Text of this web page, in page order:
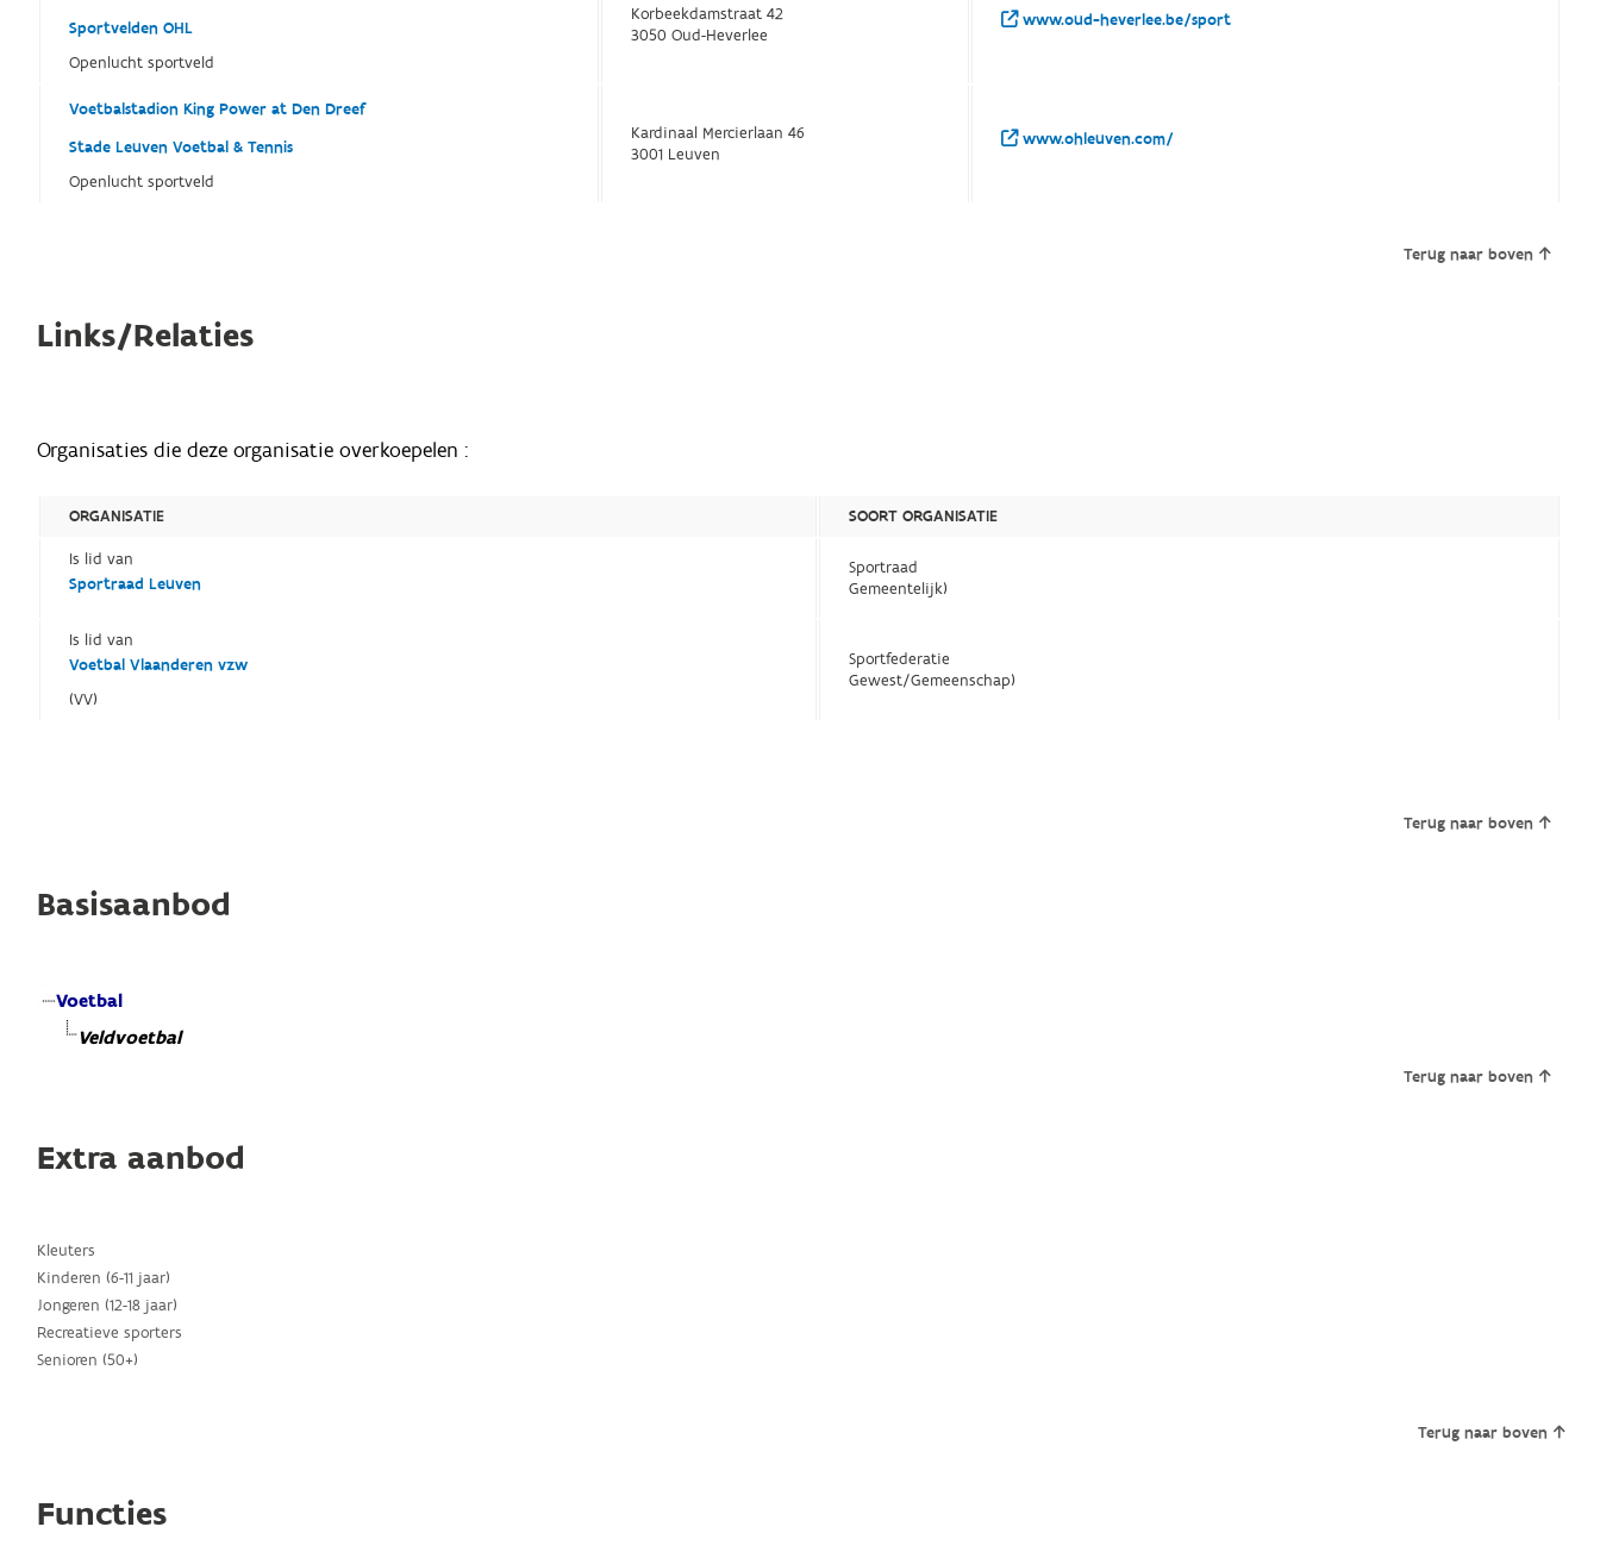
Sportvelden OHL
Openlucht sportveld
Korbeekdamstraat 42
3050 Oud-Heverlee
www.oud-heverlee.be/sport
Voetbalstadion King Power at Den Dreef
Stade Leuven Voetbal & Tennis
Openlucht sportveld
Kardinaal Mercierlaan 46
3001 Leuven
www.ohleuven.com/
Terug naar boven
Links/Relaties
Organisaties die deze organisatie overkoepelen :
ORGANISATIE
SOORT ORGANISATIE
Is lid van
Sportraad Leuven
Sportraad
Gemeentelijk)
Is lid van
Voetbal Vlaanderen vzw
(VV)
Sportfederatie
Gewest/Gemeenschap)
Terug naar boven
Basisaanbod
Voetbal
Veldvoetbal
Terug naar boven
Extra aanbod
Kleuters
Kinderen (6-11 jaar)
Jongeren (12-18 jaar)
Recreatieve sporters
Senioren (50+)
Terug naar boven
Functies